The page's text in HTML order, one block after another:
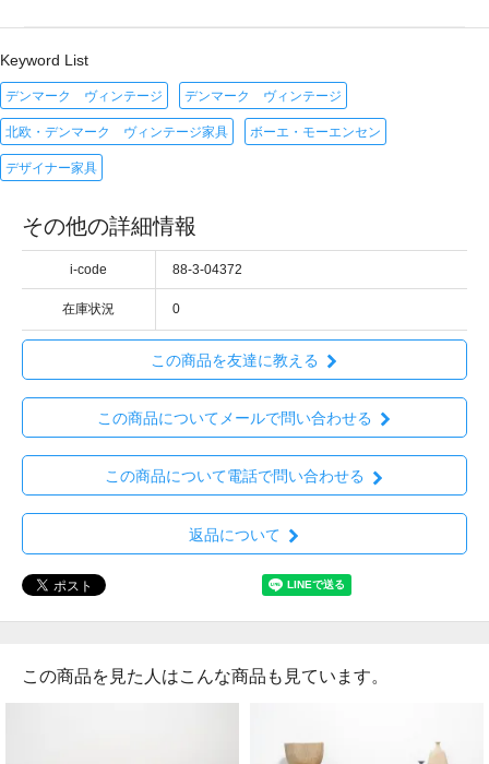
Keyword List
デンマーク ヴィンテージ デンマーク ヴィンテージ
北欧・デンマーク ヴィンテージ家具 ボーエ・モーエンセン
デザイナー家具
その他の詳細情報
i-code 88-3-04372
在庫状況 0
この商品を友達に教える
この商品についてメールで問い合わせる
この商品について電話で問い合わせる
返品について
この商品を見た人はこんな商品も見ています。